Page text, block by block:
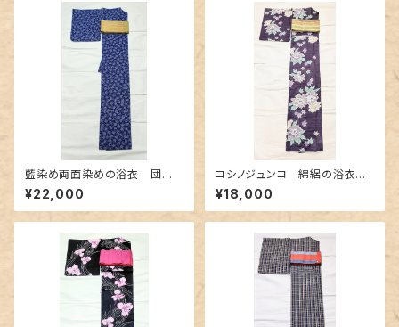
藍染め両面染めの浴衣 団扇
柄✕よろけ縞
¥22,000
コシノジュンコ 綿絽の浴衣
シックな紫色
¥18,000